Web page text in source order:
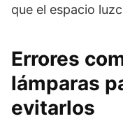
que el espacio
Errores
lámparas
evitarlos